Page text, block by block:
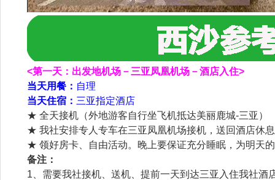
<第一天：出发地机场－三亚凤凰机场－酒店入住>
当天用餐： 自理
当天住宿： 三亚指定酒店
★ 全天接机（外地游客自行坐飞机抵达美丽鹿城-三亚）
★ 我社安排专人专车在三亚凤凰机场接机，送回酒店休息
★ 领好房卡、自由活动。晚上要保证充分睡眠，为明天
备注：
1、需要我社接机、送机、提前一天到达三亚入住我社